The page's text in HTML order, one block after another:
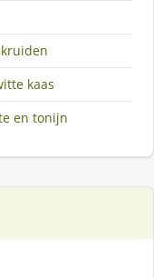
kaas
en tonijn